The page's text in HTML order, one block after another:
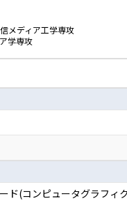
メディア工学専攻
学専攻
ド(コンピュータグラフィ